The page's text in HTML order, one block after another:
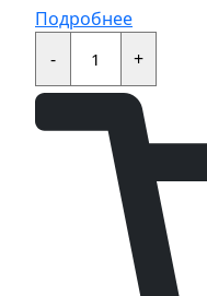
Подробнее
-
Кнопка
стартера
quantity
+